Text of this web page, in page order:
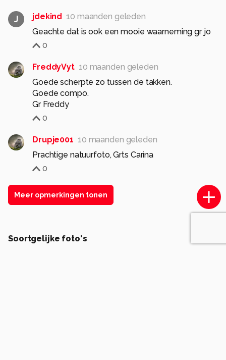
J jdekind 10 maanden geleden
Geachte dat is ook een mooie waarneming gr jo
0
FreddyVyt 10 maanden geleden
Goede scherpte zo tussen de takken.
Goede compo.
Gr Freddy
0
Drupje001 10 maanden geleden
Prachtige natuurfoto, Grts Carina
0
Meer opmerkingen tonen
Soortgelijke foto's